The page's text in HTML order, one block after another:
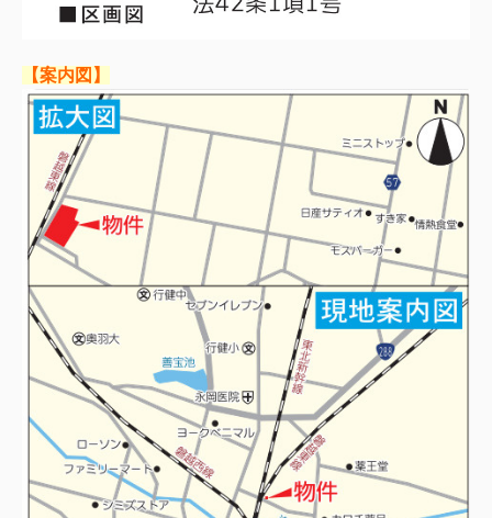
【案内図】